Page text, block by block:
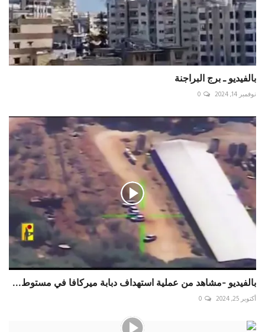
بالفيديو ـ برج البراجنة
نوفمبر 14, 2024 0
بالفيديو -مشاهد من عملية استهداف دبابة ميركافا في مستوط...
أكتوبر 25, 2024 0